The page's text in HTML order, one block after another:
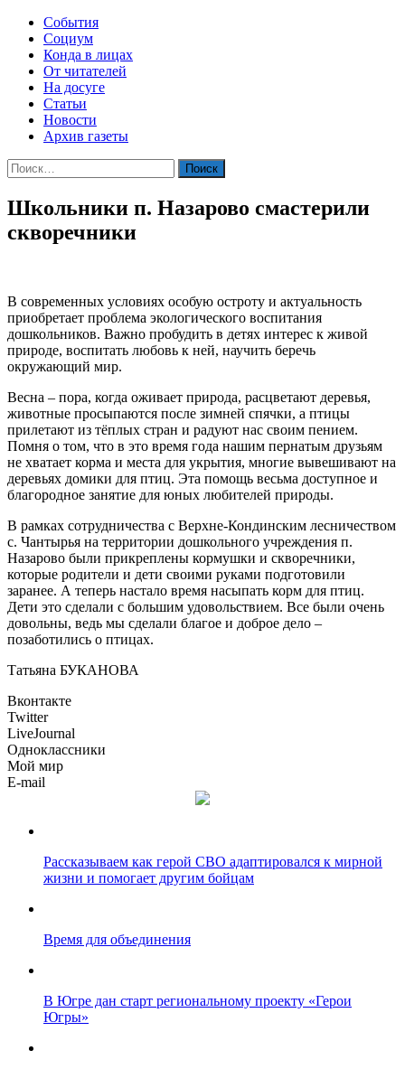
События
Социум
Конда в лицах
От читателей
На досуге
Статьи
Новости
Архив газеты
Найти:
Школьники п. Назарово смастерили
скворечники
В современных условиях особую остроту и актуальность
приобретает проблема экологического воспитания
дошкольников. Важно пробудить в детях интерес к живой
природе, воспитать любовь к ней, научить беречь
окружающий мир.
Весна – пора, когда оживает природа, расцветают деревья,
животные просыпаются после зимней спячки, а птицы
прилетают из тёплых стран и радуют нас своим пением.
Помня о том, что в это время года нашим пернатым друзьям
не хватает корма и места для укрытия, многие вывешивают на
деревьях домики для птиц. Эта помощь весьма доступное и
благородное занятие для юных любителей природы.
В рамках сотрудничества с Верхне-Кондинским лесничеством
с. Чантырья на территории дошкольного учреждения п.
Назарово были прикреплены кормушки и скворечники,
которые родители и дети своими руками подготовили
заранее. А теперь настало время насыпать корм для птиц.
Дети это сделали с большим удовольствием. Все были очень
довольны, ведь мы сделали благое и доброе дело –
позаботились о птицах.
Татьяна БУКАНОВА
Вконтакте
Twitter
LiveJournal
Одноклассники
Мой мир
E-mail
Рассказываем как герой СВО адаптировался к мирной
жизни и помогает другим бойцам
Время для объединения
В Югре дан старт региональному проекту «Герои
Югры»